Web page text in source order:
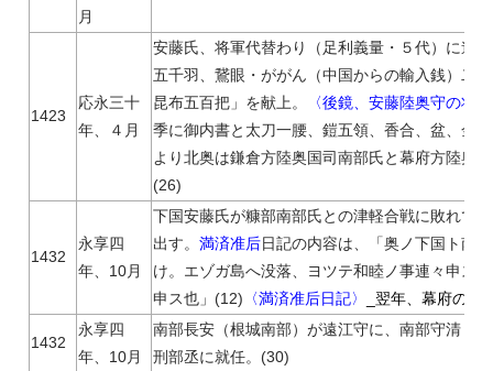
月
1423
応永三十
年、４月
安藤氏、将軍代替わり（足利義量・５代）に進
五千羽、鵞眼・ががん（中国からの輸入銭）二
昆布五百把」を献上。
〈後鏡、安藤陸奥守の将
季に御内書と太刀一腰、鎧五領、香合、盆、金
より北奥は鎌倉方陸奥国司南部氏と幕府方陸奥
(26)
1432
永享四
年、10月
下国安藤氏が糠部南部氏との津軽合戦に敗れて
出す。満済准后日記の内容は、「奥ノ下国ト南
け。エゾガ島へ没落、ヨツテ和睦ノ事連々申ス
申ス也」(12) 〈満済准后日記〉 _翌年、幕府の
1432
永享四
年、10月
南部長安（根城南部）が遠江守に、南部守清（
刑部丞に就任。(30)